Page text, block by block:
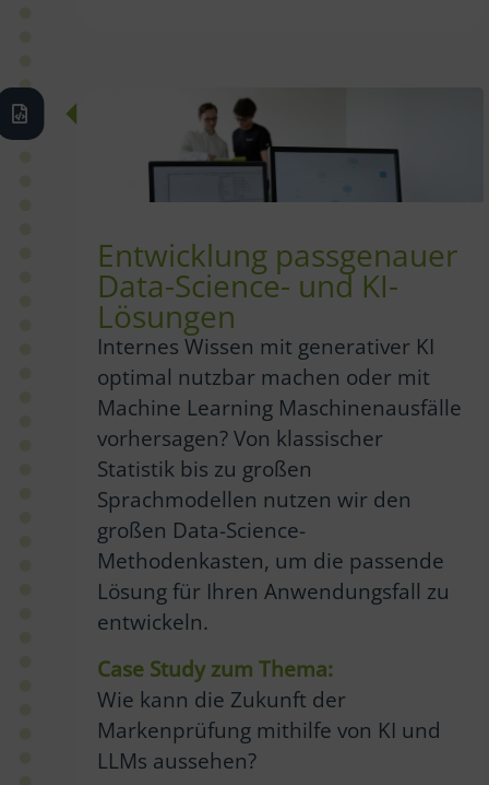
Entwicklung passgenauer
Data-Science- und KI-
Lösungen
Internes Wissen mit generativer KI
optimal nutzbar machen oder mit
Machine Learning Maschinenausfälle
vorhersagen? Von klassischer
Statistik bis zu großen
Sprachmodellen nutzen wir den
großen Data-Science-
Methodenkasten, um die passende
Lösung für Ihren Anwendungsfall zu
entwickeln.
Case Study zum Thema:
Wie kann die Zukunft der
Markenprüfung mithilfe von KI und
LLMs aussehen?